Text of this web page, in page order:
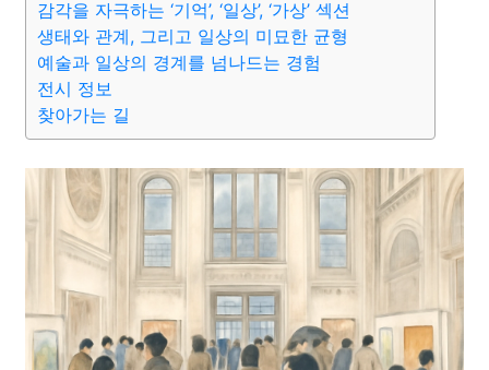
종교 사회 정치 건강 의료 의학 경제
부동산 외국어 교육 교통 생활
감각을 자극하는 ‘기억’, ‘일상’, ‘가상’ 섹션
생태와 관계, 그리고 일상의 미묘한 균형
예술과 일상의 경계를 넘나드는 경험
전시 정보
찾아가는 길